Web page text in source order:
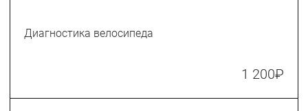
Диагностика велосипеда
1 200₽